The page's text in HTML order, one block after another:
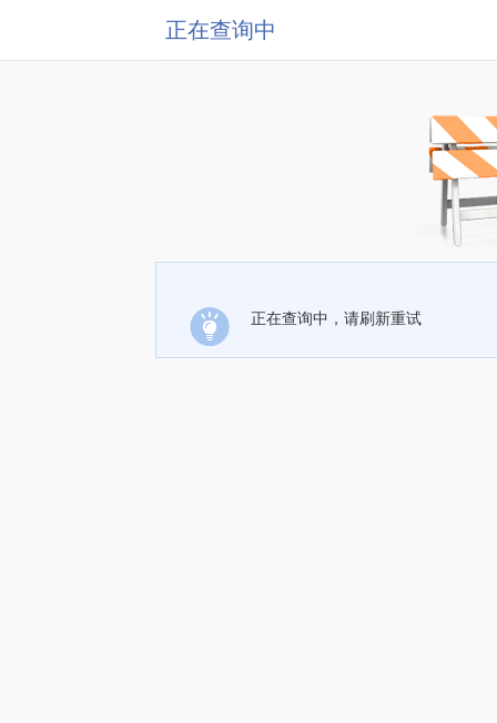
正在查询中
正在查询中，请刷新重试